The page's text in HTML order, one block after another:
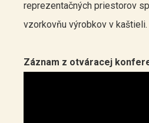
reprezentačných priestorov
vzorkovňu výrobkov v kaštieli.
Záznam z otváracej